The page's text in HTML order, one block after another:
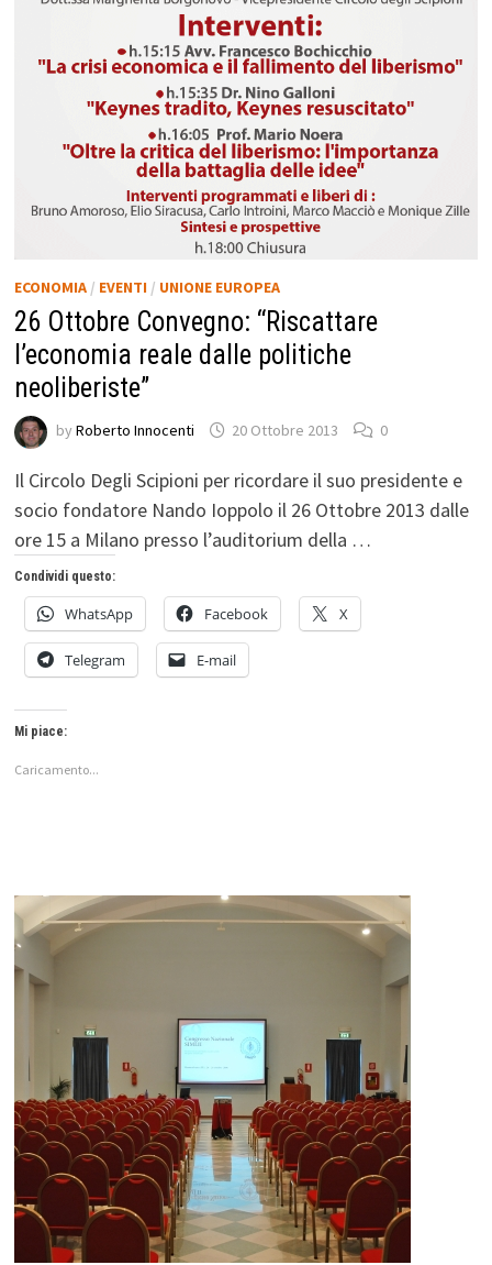
ECONOMIA/ EVENTI / UNIONE EUROPEA
26 Ottobre Convegno: “Riscattare
l’economia reale dalle politiche
neoliberiste”
by Roberto Innocenti 20 Ottobre 2013 0
Il Circolo Degli Scipioni per ricordare il suo presidente e
socio fondatore Nando Ioppolo il 26 Ottobre 2013 dalle
ore 15 a Milano presso l’auditorium della …
Condividi questo:
WhatsApp Facebook X
Telegram E-mail
Mi piace:
Caricamento...